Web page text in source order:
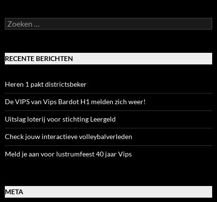
Zoeken
naar:
RECENTE BERICHTEN
Heren 1 pakt districtsbeker
De VIPS van Vips Bardot H1 melden zich weer!
Uitslag loterij voor stichting Leergeld
Check jouw interactieve volleybalverleden
Meld je aan voor lustrumfeest 40 jaar Vips
META